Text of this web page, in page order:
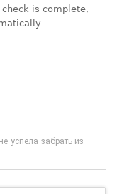
успела забрать из